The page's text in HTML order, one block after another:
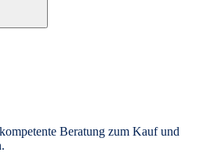
Beratung zum Kauf und